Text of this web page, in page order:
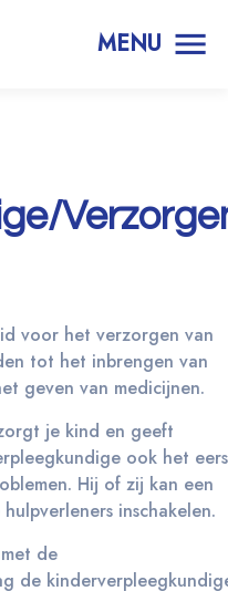
MENU
voor het verzorgen van
tot het inbrengen van
geven van medicijnen.
je kind en geeft
ook het
Hij of zij kan een
inschakelen.
de
de